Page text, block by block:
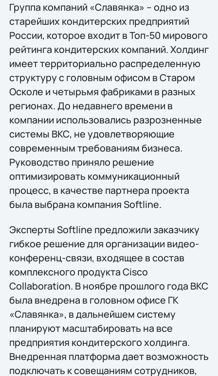
Группа компаний «Славянка» – одно из
старейших кондитерских предприятий
России, которое входит в Топ-50 мирового
рейтинга кондитерских компаний. Холдинг
имеет территориально распределенную
структуру с головным офисом в Старом
Осколе и четырьмя фабриками в разных
регионах. До недавнего времени в
компании использовались разрозненные
системы ВКС, не удовлетворяющие
современным требованиям бизнеса.
Руководство приняло решение
оптимизировать коммуникационный
процесс, в качестве партнера проекта
была выбрана компания Softline.
Эксперты Softline предложили заказчику
гибкое решение для организации видео-
конференц-связи, входящее в состав
комплексного продукта Cisco
Collaboration. В ноябре прошлого года ВКС
была внедрена в головном офисе ГК
«Славянка», в дальнейшем систему
планируют масштабировать на все
предприятия кондитерского холдинга.
Внедренная платформа дает возможность
подключать к совещаниям сотрудников,